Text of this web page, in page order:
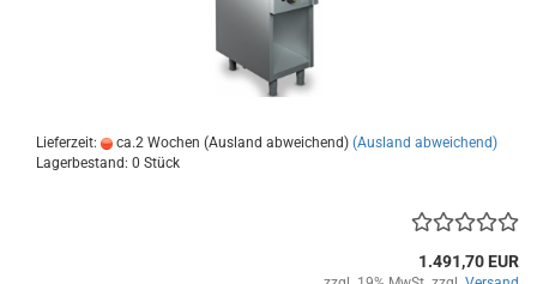
Lieferzeit: ca.2 Wochen (Ausland abweichend) (Ausland abweichend)
Lagerbestand: 0 Stück
1.491,70 EUR